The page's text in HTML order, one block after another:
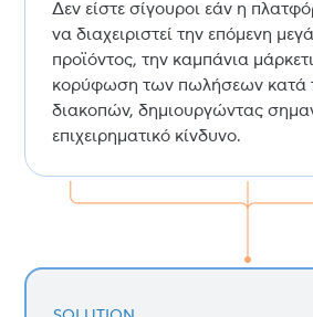
Δεν είστε σίγουροι εάν η
να διαχειριστεί την επόμενη
προϊόντος, την καμπάνια
κορύφωση των πωλήσεων κατά
διακοπών, δημιουργώντας
επιχειρηματικό κίνδυνο.